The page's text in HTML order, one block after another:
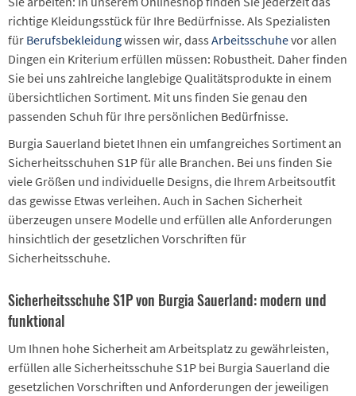
richtige Kleidungsstück für Ihre Bedürfnisse. Als Spezialisten
für Berufsbekleidungwissen wir, dass Arbeitsschuhevor allen
Dingen ein Kriterium erfüllen müssen: Robustheit. Daher finden
Sie bei uns zahlreiche langlebige Qualitätsprodukte in einem
übersichtlichen Sortiment. Mit uns finden Sie genau den
passenden Schuh für Ihre persönlichen Bedürfnisse.
Burgia Sauerland bietet Ihnen ein umfangreiches Sortiment an
Sicherheitsschuhen S1P für alle Branchen. Bei uns finden Sie
viele Größen und individuelle Designs, die Ihrem Arbeitsoutfit
das gewisse Etwas verleihen. Auch in Sachen Sicherheit
überzeugen unsere Modelle und erfüllen alle Anforderungen
hinsichtlich der gesetzlichen Vorschriften für
Sicherheitsschuhe.
Sicherheitsschuhe S1P von Burgia Sauerland: modern und
funktional
Um Ihnen hohe Sicherheit am Arbeitsplatz zu gewährleisten,
erfüllen alle Sicherheitsschuhe S1P bei Burgia Sauerland die
gesetzlichen Vorschriften und Anforderungen der jeweiligen